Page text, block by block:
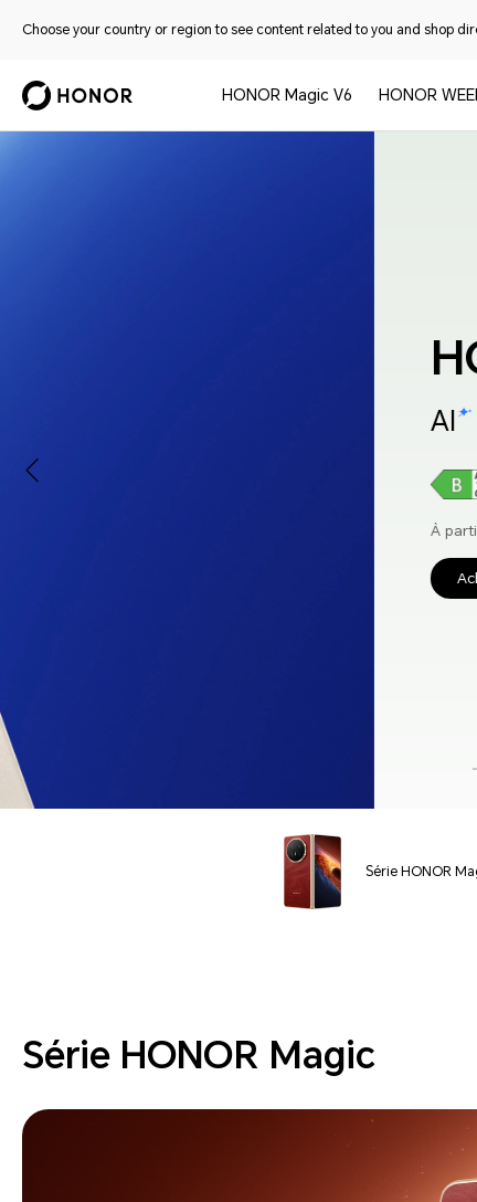
Choose your country or region to see content related to you and shop
HONOR Magic V6 HONOR
HONOR Magic8
Série HONOR
Série HONOR Magic